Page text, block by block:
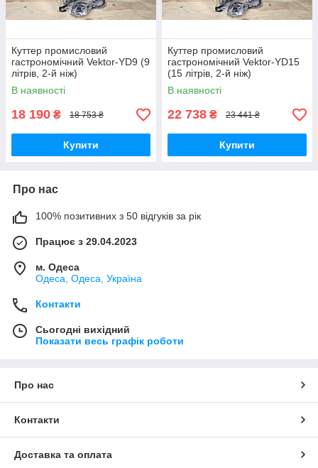
Куттер промисловий
гастрономічний Vektor-YD9 (9
літрів, 2-й ніж)
В наявності
18 190 ₴ 18 753 ₴
Купити
Куттер промисловий
гастрономічний Vektor-YD15
(15 літрів, 2-й ніж)
В наявності
22 738 ₴ 23 441 ₴
Купити
Про нас
100% позитивних з 50 відгуків за рік
Працює з 29.04.2023
м. Одеса
Одеса, Одеса, Україна
Контакти
Сьогодні вихідний
Показати весь графік роботи
Про нас
Контакти
Доставка та оплата